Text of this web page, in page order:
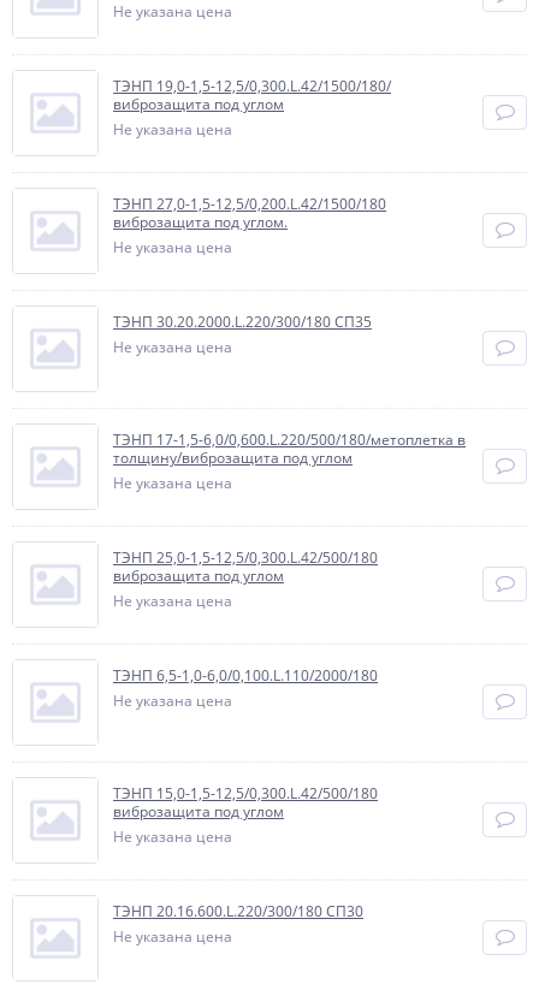
Не указана цена
ТЭНП 19,0-1,5-12,5/0,300.L.42/1500/180/
виброзащита под углом
Не указана цена
ТЭНП 27,0-1,5-12,5/0,200.L.42/1500/180
виброзащита под углом.
Не указана цена
ТЭНП 30.20.2000.L.220/300/180 СП35
Не указана цена
ТЭНП 17-1,5-6,0/0,600.L.220/500/180/метоплетка в
толщину/виброзащита под углом
Не указана цена
ТЭНП 25,0-1,5-12,5/0,300.L.42/500/180
виброзащита под углом
Не указана цена
ТЭНП 6,5-1,0-6,0/0,100.L.110/2000/180
Не указана цена
ТЭНП 15,0-1,5-12,5/0,300.L.42/500/180
виброзащита под углом
Не указана цена
ТЭНП 20.16.600.L.220/300/180 СП30
Не указана цена